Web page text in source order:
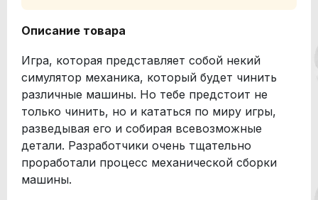
Описание товара
Игра, которая представляет собой некий
симулятор механика, который будет чинить
различные машины. Но тебе предстоит не
только чинить, но и кататься по миру игры,
разведывая его и собирая всевозможные
детали. Разработчики очень тщательно
проработали процесс механической сборки
машины.